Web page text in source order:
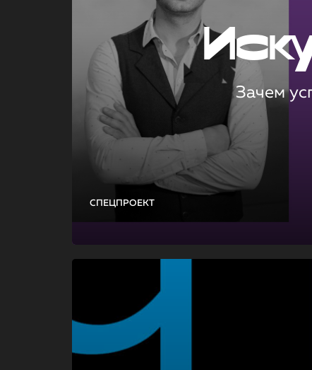
СПЕЦПРОЕКТ
Зачем